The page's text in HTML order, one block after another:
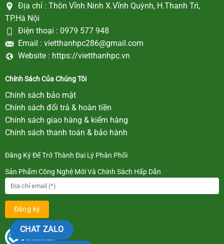
Địa chỉ : Thôn Vĩnh Ninh X.Vĩnh Quỳnh, H.Thanh Trì,
TP.Hà Nội
Điện thoại : 0979 577 948
Email : vietthanhpc286@gmail.com
Website : https://vietthanhpc.vn
Chính Sách Của Chúng Tôi
Chính sách bảo mật
Chính sách đổi trả & hoàn tiền
Chính sách giao hàng & kiểm hàng
Chính sách thanh toán & bảo hành
Đăng Ký Để Trở Thành Đại Lý Phân Phối
Sản Phẩm Công Nghệ Mới Và Chính Sách Hấp Dẫn
CHAT ZALO